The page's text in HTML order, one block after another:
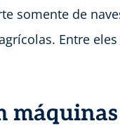
somente de
Entre eles